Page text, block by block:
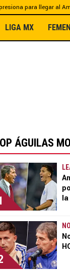
para llegar al
LIGA MX
ÁGUILAS